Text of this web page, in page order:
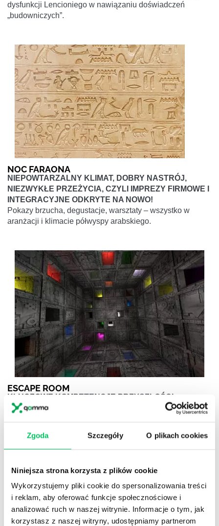
Zgoda Szczegóły O plikach cookies
Niniejsza strona korzysta z plików cookie
Wykorzystujemy pliki cookie do spersonalizowania treści
i reklam, aby oferować funkcje społecznościowe i
analizować ruch w naszej witrynie. Informacje o tym, jak
korzystasz z naszej witryny, udostępniamy partnerom
dysfunkcji Lencioniego w nawiązaniu doświadczeń
„budowniczych”.
NOC FARAONA
NIEPOWTARZALNY KLIMAT, DOBRY NASTRÓJ,
NIEZWYKŁE PRZEŻYCIA, CZYLI IMPREZY FIRMOWE I
INTEGRACYJNE ODKRYTE NA NOWO!
Pokazy brzucha, degustacje, warsztaty – wszystko w
aranżacji i klimacie półwyspy arabskiego.
ESCAPE ROOM
KLUCZOWE KOMPETENCJE PRZYSZŁOŚCI
TRENOWANE W EMOCJONUJĄCYCH
rozrywki. Jest angażująco, innowacyjnie i mądrze!
Atmosferę podkręcamy aranżacją pomieszczeń i
Team building w wersji indoor.